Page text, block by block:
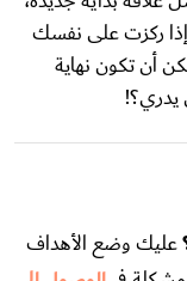
ركزت على نفسك
أن تكون نهاية
يدري؟!
عليك وضع الأهداف